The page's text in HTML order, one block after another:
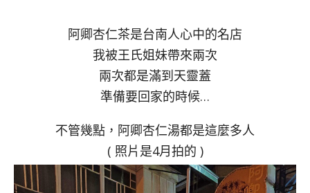
阿卿杏仁茶是台南人心中的名店
我被王氏姐妹帶來兩次
兩次都是滿到天靈蓋
準備要回家的時候…
不管幾點，阿卿杏仁湯都是這麼多人
( 照片是4月拍的 )